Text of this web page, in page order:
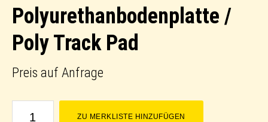
Polyurethanbodenplatte /
Poly Track Pad
Preis auf Anfrage
Polyurethanbodenplatte
ZU MERKLISTE HINZUFÜGEN